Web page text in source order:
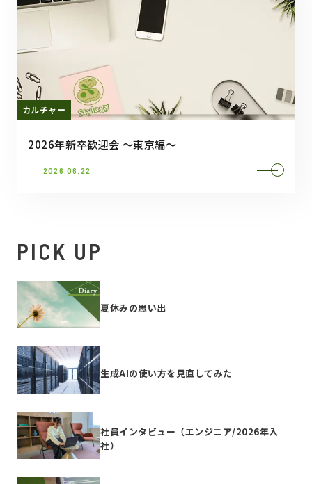
カルチャー
2026年新卒歓迎会 ～東京編～
2026.06.22
PICK UP
夏休みの思い出
生成AIの使い方を見直してみた
社員インタビュー（エンジニア/2026年入
社）